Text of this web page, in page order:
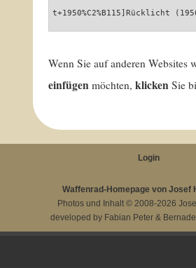
t+1950%C2%B115]Rücklicht
Wenn Sie auf anderen
einfügen möchten,klicken Sie
Login
Waffenrad-Homepage von Josef
Photos und Inhalt © 2008-2026
developed by Fabian Peter &